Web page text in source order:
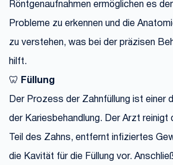
Röntgenaufnahmen ermöglichen es
Probleme zu erkennen und die
zu verstehen, was bei der präzisen
hilft.
🦷 Füllung
Der Prozess der Zahnfüllung ist einer
der Kariesbehandlung. Der Arzt reinigt
Teil des Zahns, entfernt infiziertes
die Kavität für die Füllung vor.